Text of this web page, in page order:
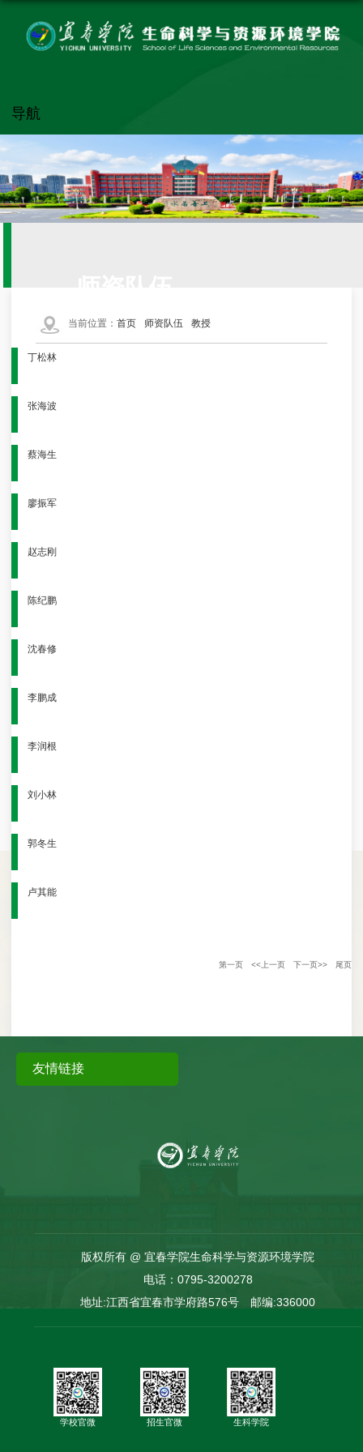
导航
当前位置：首页 师资队伍 教授
丁松林
张海波
蔡海生
廖振军
赵志刚
陈纪鹏
沈春修
李鹏成
李润根
刘小林
郭冬生
卢其能
第一页 <<上一页 下一页>> 尾页
友情链接
版权所有 @ 宜春学院生命科学与资源环境学院
电话：0795-3200278
地址:江西省宜春市学府路576号 邮编:336000
学校官微 招生官微 生科学院